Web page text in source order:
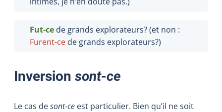
Fut-ce de grands explorateurs? (et non :
Furent-ce de grands explorateurs?)
Inversion sont-ce
Le cas desont‑ce est particulier. Bien qu’il ne soit